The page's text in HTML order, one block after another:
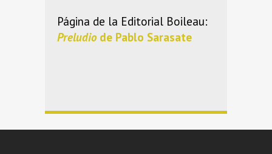
Página de la Editorial Boileau:
Preludio de Pablo Sarasate